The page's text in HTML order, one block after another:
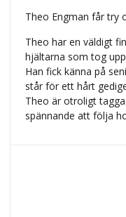
Theo Engman får try
Theo har en väldigt
hjältarna som tog
Han fick känna på
står för ett hårt
Theo är otroligt
spännande att följa